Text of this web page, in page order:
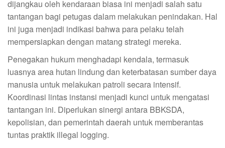
dijangkau oleh kendaraan biasa ini menjadi salah satu
tantangan bagi petugas dalam melakukan penindakan. Hal
ini juga menjadi indikasi bahwa para pelaku telah
mempersiapkan dengan matang strategi mereka.
Penegakan hukum menghadapi kendala, termasuk
luasnya area hutan lindung dan keterbatasan sumber daya
manusia untuk melakukan patroli secara intensif.
Koordinasi lintas instansi menjadi kunci untuk mengatasi
tantangan ini. Diperlukan sinergi antara BBKSDA,
kepolisian, dan pemerintah daerah untuk memberantas
tuntas praktik illegal logging.